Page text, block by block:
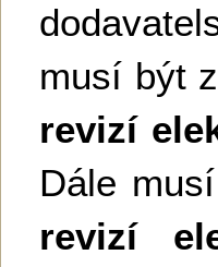
musí být
revizí
Dále
revizí